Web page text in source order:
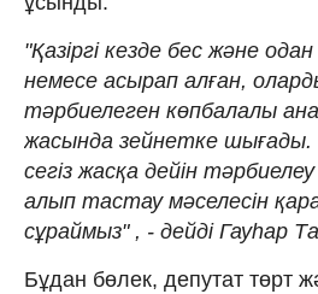
"Қазіргі кезде бес және
немесе асырап алған,
тәрбиелеген көпбалалы
жасында зейнетке шығады.
сегіз жасқа дейін
алып тастау мәселесін
сұраймыз" , - дейді Гауһар
Бұдан бөлек, депутат төрт